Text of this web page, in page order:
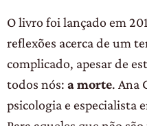
O livro foi lançado em
reflexões acerca de um
complicado, apesar de
todos nós: a morte. Ana
psicologia e especialista